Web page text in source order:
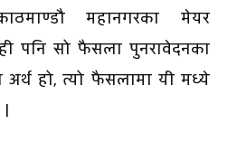
महानगरका मेयर
पनि सो फैसला पुनरावेदनका
हो, त्यो फैसलामा यी मध्ये